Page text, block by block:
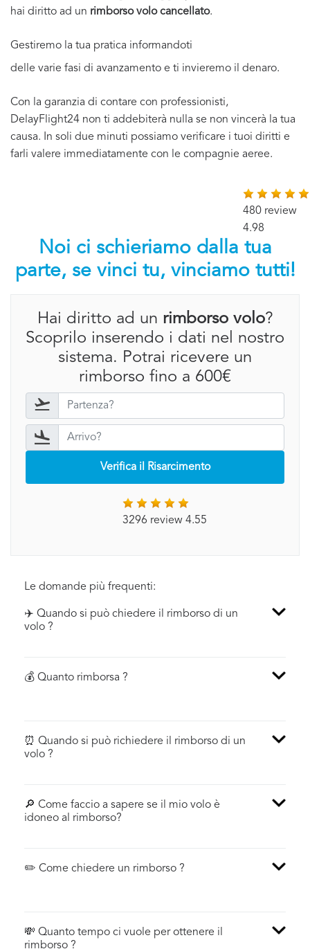
hai diritto ad un rimborso volo cancellato.
Gestiremo la tua pratica informandoti
delle varie fasi di avanzamento e ti invieremo il denaro.
Con la garanzia di contare con professionisti,
DelayFlight24 non ti addebiterà nulla se non vincerà la tua
causa. In soli due minuti possiamo verificare i tuoi diritti e
farli valere immediatamente con le compagnie aeree.
480 review
4.98
Noi ci schieriamo dalla tua
parte, se vinci tu, vinciamo tutti!
Hai diritto ad un rimborso volo?
Scoprilo inserendo i dati nel nostro
sistema. Potrai ricevere un
rimborso fino a 600€
Verifica il Risarcimento
3296 review 4.55
Le domande più frequenti:
✈️ Quando si può chiedere il rimborso di un
volo ?
💰 Quanto rimborsa ?
⏰ Quando si può richiedere il rimborso di un
volo ?
🔎 Come faccio a sapere se il mio volo è
idoneo al rimborso?
✏️ Come chiedere un rimborso ?
💸 Quanto tempo ci vuole per ottenere il
rimborso ?